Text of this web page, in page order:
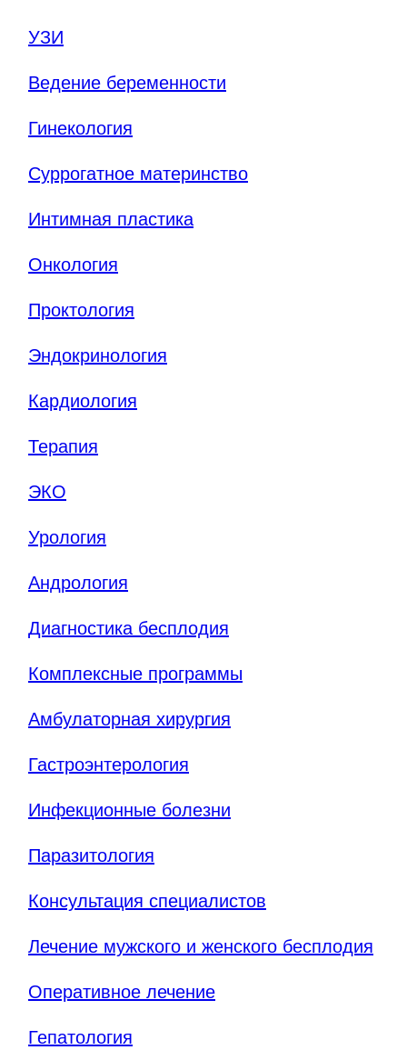
УЗИ
Ведение беременности
Гинекология
Суррогатное материнство
Интимная пластика
Онкология
Проктология
Эндокринология
Кардиология
Терапия
ЭКО
Урология
Андрология
Диагностика бесплодия
Комплексные программы
Амбулаторная хирургия
Гастроэнтерология
Инфекционные болезни
Паразитология
Консультация специалистов
Лечение мужского и женского бесплодия
Оперативное лечение
Гепатология